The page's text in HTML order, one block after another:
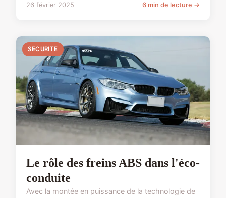
26 février 2025 6 min de lecture →
SECURITE
Le rôle des freins ABS dans l'éco-
conduite
Avec la montée en puissance de la technologie de